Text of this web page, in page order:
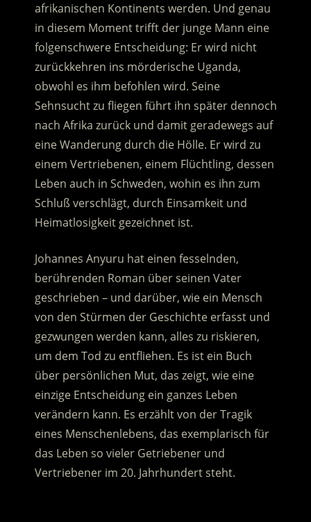
afrikanischen Kontinents werden. Und genau
in diesem Moment trifft der junge Mann eine
folgenschwere Entscheidung: Er wird nicht
zurückkehren ins mörderische Uganda,
obwohl es ihm befohlen wird. Seine
Sehnsucht zu fliegen führt ihn später dennoch
nach Afrika zurück und damit geradewegs auf
eine Wanderung durch die Hölle. Er wird zu
einem Vertriebenen, einem Flüchtling, dessen
Leben auch in Schweden, wohin es ihn zum
Schluß verschlägt, durch Einsamkeit und
Heimatlosigkeit gezeichnet ist.
Johannes Anyuru hat einen fesselnden,
berührenden Roman über seinen Vater
geschrieben – und darüber, wie ein Mensch
von den Stürmen der Geschichte erfasst und
gezwungen werden kann, alles zu riskieren,
um dem Tod zu entfliehen. Es ist ein Buch
über persönlichen Mut, das zeigt, wie eine
einzige Entscheidung ein ganzes Leben
verändern kann. Es erzählt von der Tragik
eines Menschenlebens, das exemplarisch für
das Leben so vieler Getriebener und
Vertriebener im 20. Jahrhundert steht.